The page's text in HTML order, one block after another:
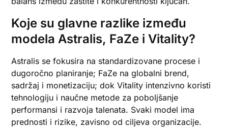
Koje su glavne razlike između
modela Astralis, FaZe i Vitality?
Astralis se fokusira na standardizovane procese i
dugoročno planiranje; FaZe na globalni brend,
sadržaj i monetizaciju; dok Vitality intenzivno koristi
tehnologiju i naučne metode za poboljšanje
performansi i razvoja talenata. Svaki model ima
prednosti i rizike, zavisno od ciljeva organizacije.